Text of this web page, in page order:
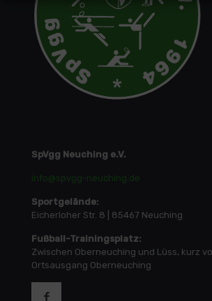
SpVgg Neuching e.V.
info@spvgg-neuching.de
Sportgelände:
Eicherloher Str. 8 | 85467 Neuching
Fußball-Trainingsplatz:
Zwischen Oberneuching und Lüss, kurz
Ortsausgang Oberneuching